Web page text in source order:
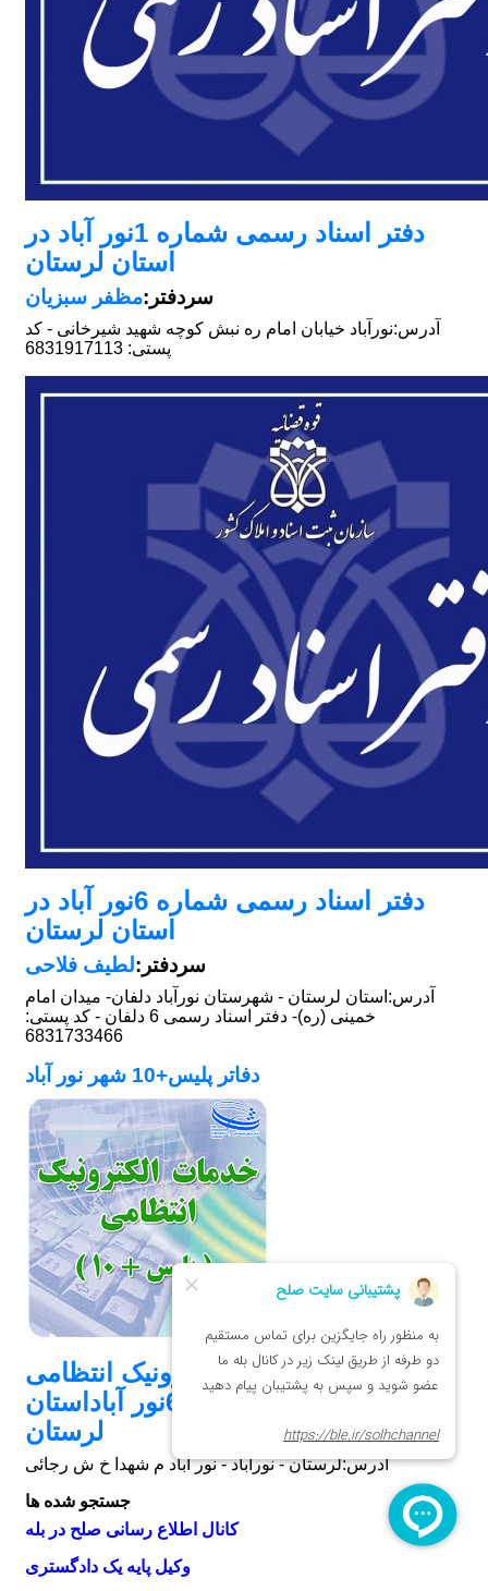
دفتر اسناد رسمی شماره 1نور آباد در
استان لرستان
سردفتر:مظفر سبزیان
آدرس:نورآباد خیابان امام ره نبش کوچه شهید شیرخانی - کد
پستی: 6831917113
دفتر اسناد رسمی شماره 6نور آباد در
استان لرستان
سردفتر:لطیف فلاحی
آدرس: استان لرستان - شهرستان نورآباد دلفان- میدان امام
خمینی (ره)- دفتر اسناد رسمی 6 دلفان - کد پستی:
6831733466
دفاتر پلیس+10 شهر نور آباد
دفتر خدمات الکترونیک انتظامی
(پلیس+10) شماره 662635نور آباداستان
لرستان
آدرس:لرستان - نورآباد - نور آباد م شهدا خ ش رجائی
جستجو شده ها
کانال اطلاع رسانی صلح در بله
وکیل پایه یک دادگستری